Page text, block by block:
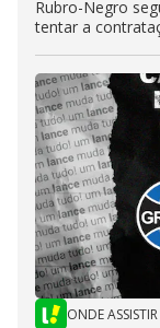
Rubro-Negro
tentar a
ONDE ASSISTIR